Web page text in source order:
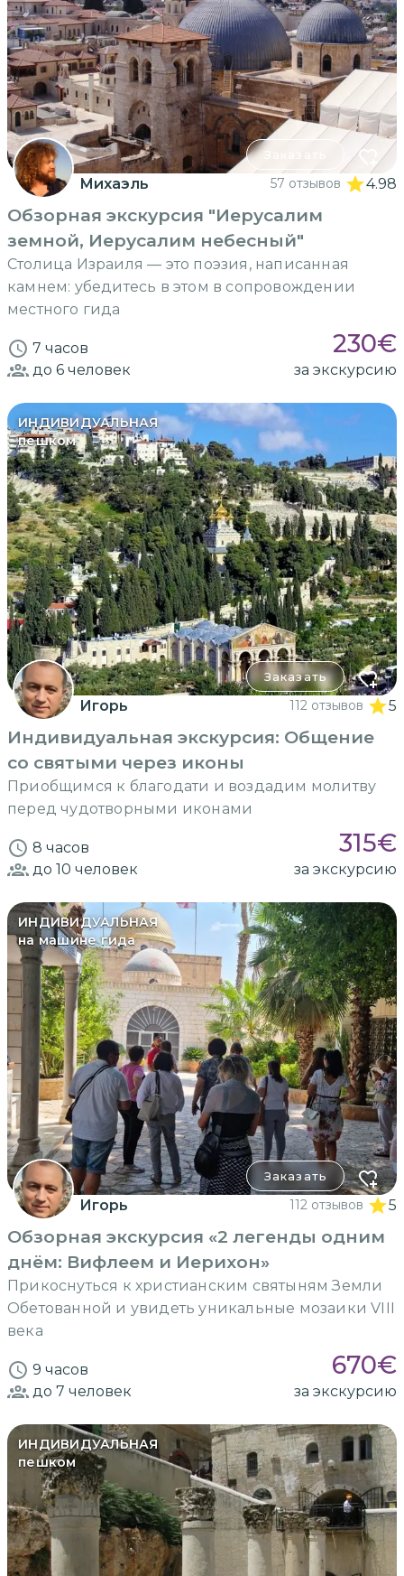
Заказать
Михаэль 57 отзывов 4.98
Обзорная экскурсия "Иерусалим
земной, Иерусалим небесный"
Столица Израиля — это поэзия, написанная
камнем: убедитесь в этом в сопровождении
местного гида
7 часов 230€
до 6 человек за экскурсию
ИНДИВИДУАЛЬНАЯ
пешком
Заказать
Игорь 112 отзывов 5
Индивидуальная экскурсия: Общение
со святыми через иконы
Приобщимся к благодати и воздадим молитву
перед чудотворными иконами
8 часов 315€
до 10 человек за экскурсию
ИНДИВИДУАЛЬНАЯ
на машине гида
Заказать
Игорь 112 отзывов 5
Обзорная экскурсия «2 легенды одним
днём: Вифлеем и Иерихон»
Прикоснуться к христианским святыням Земли
Обетованной и увидеть уникальные мозаики VIII
века
9 часов 670€
до 7 человек за экскурсию
ИНДИВИДУАЛЬНАЯ
пешком